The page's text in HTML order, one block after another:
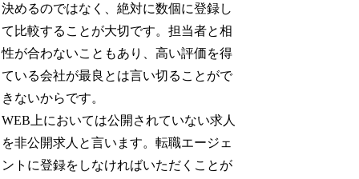
決めるのではなく、絶対に数個に登録し
て比較することが大切です。担当者と相
性が合わないこともあり、高い評価を得
ている会社が最良とは言い切ることがで
きないからです。
WEB上においては公開されていない求人
を非公開求人と言います。転職エージェ
ントに登録をしなければいただくことが